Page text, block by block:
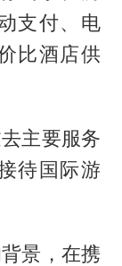
支付、电
比酒店供
主要服务
待国际游
景，在携